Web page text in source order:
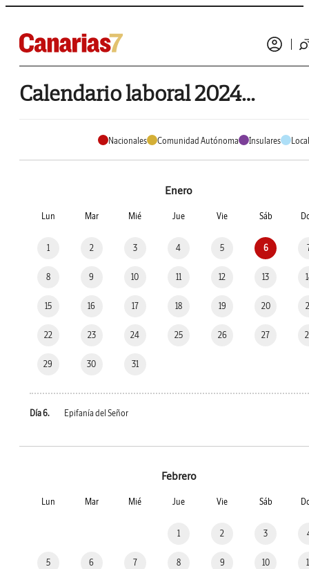
Calendario laboral 2024 de Betancuria
Nacionales Comunidad Autónoma Insulares
Enero
Lun Mar Mié Jue Vie Sáb
1 2 3 4 5 6
8 9 10 11 12 13
15 16 17 18 19 20
22 23 24 25 26 27
29 30 31
Día 6. Epifanía del Señor
Febrero
Lun Mar Mié Jue Vie Sáb
1 2 3
5 6 7 8 9 10